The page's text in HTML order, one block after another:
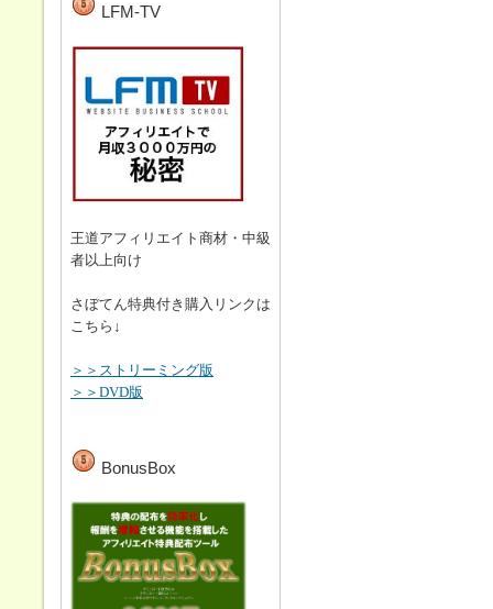
LFM-TV
王道アフィリエイト商材・中級
者以上向け
さぼてん特典付き購入リンクは
こちら↓
＞＞ストリーミング版
＞＞DVD版
BonusBox